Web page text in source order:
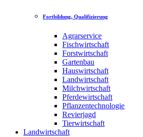
Fortbildung, Qualifizierung
Agrarservice
Fischwirtschaft
Forstwirtschaft
Gartenbau
Hauswirtschaft
Landwirtschaft
Milchwirtschaft
Pferdewirtschaft
Pflanzentechnologie
Revierjagd
Tierwirtschaft
Landwirtschaft